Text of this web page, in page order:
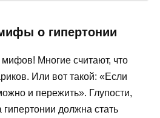
о гипертонии
Многие считают, что
Или вот такой: «Если
и пережить». Глупости,
должна стать